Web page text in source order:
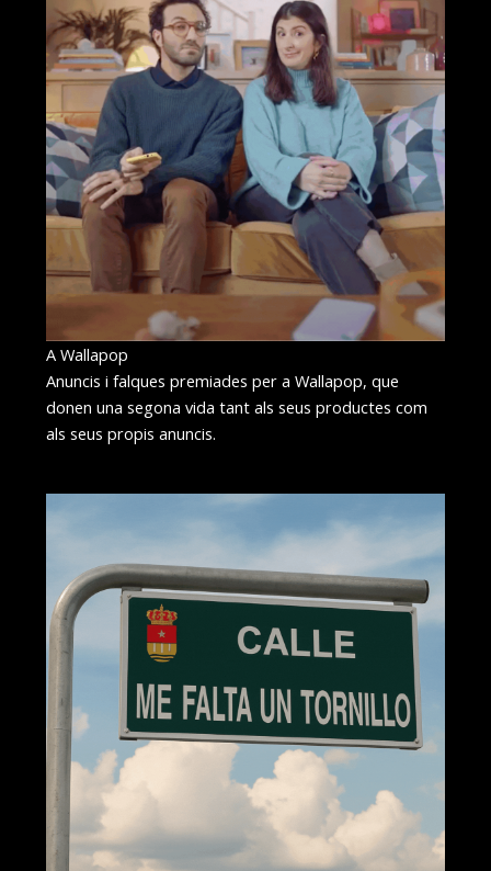
A Wallapop
Anuncis i falques premiades per a Wallapop, que
donen una segona vida tant als seus productes com
als seus propis anuncis.